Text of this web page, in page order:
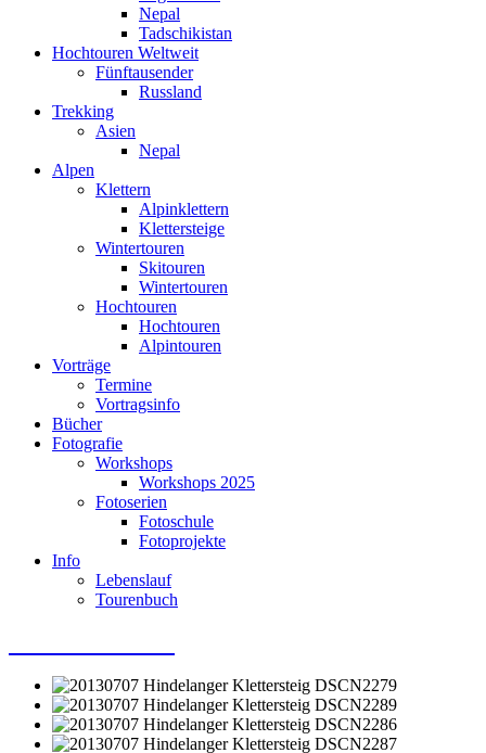
Nepal
Tadschikistan
Hochtouren Weltweit
Fünftausender
Russland
Trekking
Asien
Nepal
Alpen
Klettern
Alpinklettern
Klettersteige
Wintertouren
Skitouren
Wintertouren
Hochtouren
Hochtouren
Alpintouren
Vorträge
Termine
Vortragsinfo
Bücher
Fotografie
Workshops
Workshops 2025
Fotoserien
Fotoschule
Fotoprojekte
Info
Lebenslauf
Tourenbuch